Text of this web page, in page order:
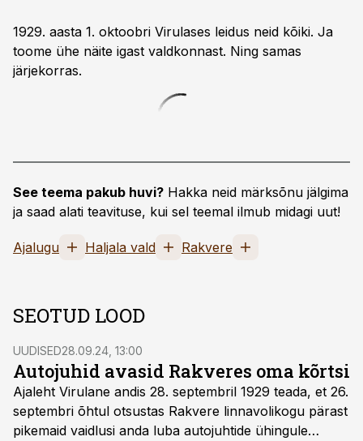
1929. aasta 1. oktoobri Virulases leidus neid kõiki. Ja
toome ühe näite igast valdkonnast. Ning samas
järjekorras.
See teema pakub huvi? Hakka neid märksõnu jälgima
ja saad alati teavituse, kui sel teemal ilmub midagi uut!
Ajalugu Haljala vald Rakvere
SEOTUD LOOD
UUDISED28.09.24, 13:00
Autojuhid avasid Rakveres oma kõrtsi
Ajaleht Virulane andis 28. septembril 1929 teada, et 26.
septembri õhtul otsustas Rakvere linnavolikogu pärast
pikemaid vaidlusi anda luba autojuhtide ühingule